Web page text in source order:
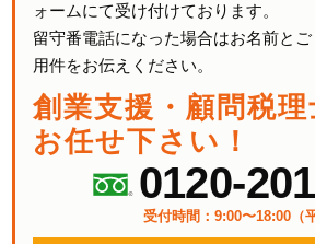
ォームにて受け付けております。
留守番電話になった場合はお名前とご
用件をお伝えください。
創業支援・顧問税理
お任せ下さい！
0120-
受付時間：9:00〜18:00（平